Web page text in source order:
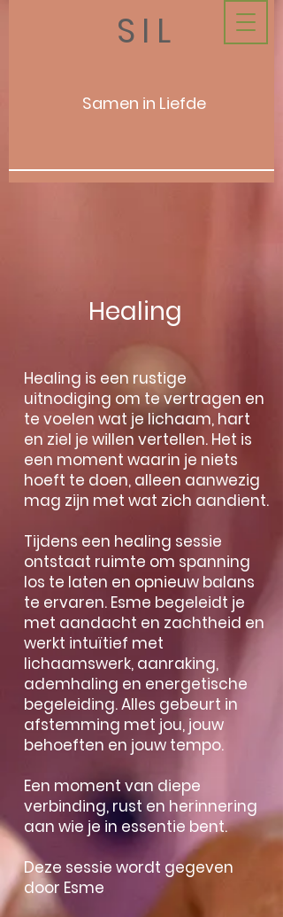
SIL
Samen in Liefde
Healing
Healing is een rustige
uitnodiging om te vertragen en
te voelen wat je lichaam, hart
en ziel je willen vertellen. Het is
een moment waarin je niets
hoeft te doen, alleen aanwezig
mag zijn met wat zich aandient.
Tijdens een healing sessie
ontstaat ruimte om spanning
los te laten en opnieuw balans
te ervaren. Esme begeleidt je
met aandacht en zachtheid en
werkt intuïtief met
lichaamswerk, aanraking,
ademhaling en energetische
begeleiding. Alles gebeurt in
afstemming met jou, jouw
behoeften en jouw tempo.
Een moment van diepe
verbinding, rust en herinnering
aan wie je in essentie bent.
Deze sessie wordt gegeven
door Esme